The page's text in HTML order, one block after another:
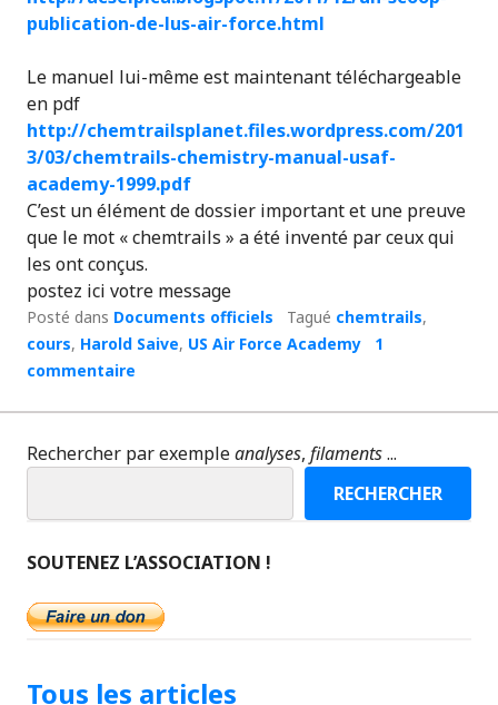
publication-de-lus-air-force.html
Le manuel lui-même est maintenant téléchargeable
en pdf
http://chemtrailsplanet.files.wordpress.com/201
3/03/chemtrails-chemistry-manual-usaf-
academy-1999.pdf
C’est un élément de dossier important et une preuve
que le mot « chemtrails » a été inventé par ceux qui
les ont conçus.
postez ici votre message
Posté dans Documents officiels Tagué chemtrails,
cours, Harold Saive, US Air Force Academy
1
commentaire
Rechercher par exempleanalyses, filaments...
RECHERCHER
SOUTENEZ L’ASSOCIATION !
Tous les articles